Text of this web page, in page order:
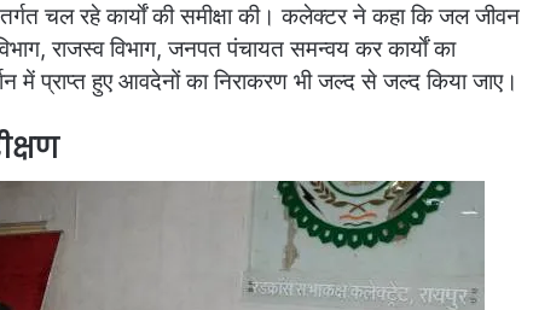
चल रहे कार्याें की समीक्षा की। कलेक्टर ने कहा कि जल जीवन
राजस्व विभाग, जनपत पंचायत समन्वय कर कार्याें का
प्राप्त हुए आवदेनों का निराकरण भी जल्द से जल्द किया जाए।